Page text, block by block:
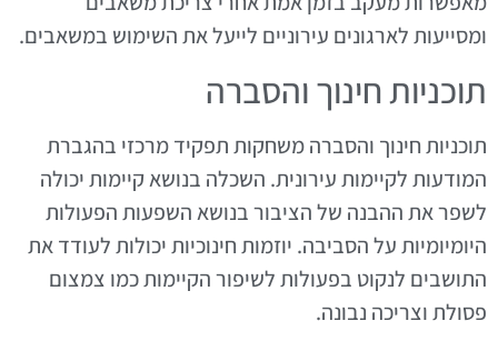
ומסייעות לארגונים עירוניים לייעל את השימוש במשאבים.
תוכניות חינוך והסברה
תוכניות חינוך והסברה משחקות תפקיד מרכזי בהגברת
המודעות לקיימות עירונית. השכלה בנושא קיימות יכולה
לשפר את ההבנה של הציבור בנושא השפעות הפעולות
היומיומיות על הסביבה. יוזמות חינוכיות יכולות לעודד את
התושבים לנקוט בפעולות לשיפור הקיימות כמו צמצום
פסולת וצריכה נבונה.